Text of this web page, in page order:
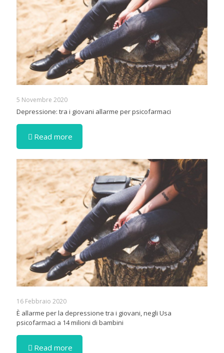
5 Novembre 2020
Depressione: tra i giovani allarme per psicofarmaci
Read more
16 Febbraio 2020
È allarme per la depressione tra i giovani, negli Usa
psicofarmaci a 14 milioni di bambini
Read more